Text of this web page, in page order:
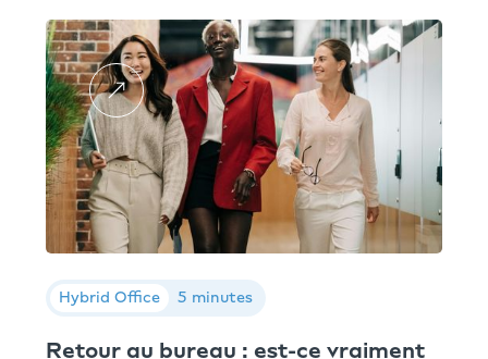
Hybrid Office 5 minutes
Retour au bureau : est-ce vraiment